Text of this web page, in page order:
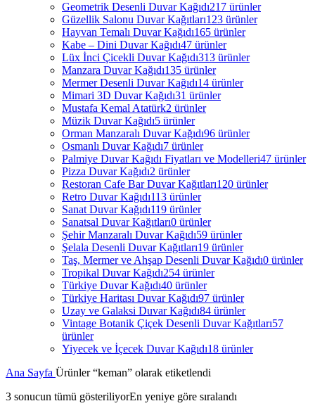
Geometrik Desenli Duvar Kağıdı217 ürünler
Güzellik Salonu Duvar Kağıtları123 ürünler
Hayvan Temalı Duvar Kağıdı165 ürünler
Kabe – Dini Duvar Kağıdı47 ürünler
Lüx İnci Çicekli Duvar Kağıdı313 ürünler
Manzara Duvar Kağıdı135 ürünler
Mermer Desenli Duvar Kağıdı14 ürünler
Mimari 3D Duvar Kağıdı31 ürünler
Mustafa Kemal Atatürk2 ürünler
Müzik Duvar Kağıdı5 ürünler
Orman Manzaralı Duvar Kağıdı96 ürünler
Osmanlı Duvar Kağıdı7 ürünler
Palmiye Duvar Kağıdı Fiyatları ve Modelleri47 ürünler
Pizza Duvar Kağıdı2 ürünler
Restoran Cafe Bar Duvar Kağıtları120 ürünler
Retro Duvar Kağıdı113 ürünler
Sanat Duvar Kağıdı119 ürünler
Sanatsal Duvar Kağıtları0 ürünler
Şehir Manzaralı Duvar Kağıdı59 ürünler
Şelala Desenli Duvar Kağıtları19 ürünler
Taş, Mermer ve Ahşap Desenli Duvar Kağıdı0 ürünler
Tropikal Duvar Kağıdı254 ürünler
Türkiye Duvar Kağıdı40 ürünler
Türkiye Haritası Duvar Kağıdı97 ürünler
Uzay ve Galaksi Duvar Kağıdı84 ürünler
Vintage Botanik Çiçek Desenli Duvar Kağıtları57
ürünler
Yiyecek ve İçecek Duvar Kağıdı18 ürünler
Ana Sayfa Ürünler “keman” olarak etiketlendi
3 sonucun tümü gösteriliyorEn yeniye göre sıralandı